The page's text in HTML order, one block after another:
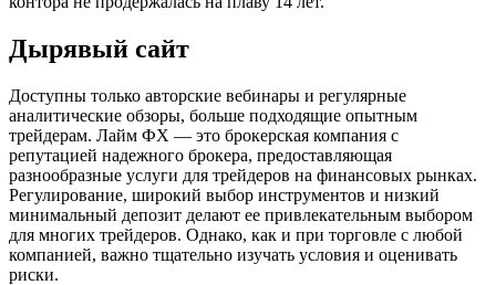
Дырявый сайт
Доступны только авторские вебинары и регулярные
аналитические обзоры, больше подходящие опытным
трейдерам. Лайм ФХ — это брокерская компания с
репутацией надежного брокера, предоставляющая
разнообразные услуги для трейдеров на финансовых рынках.
Регулирование, широкий выбор инструментов и низкий
минимальный депозит делают ее привлекательным выбором
для многих трейдеров. Однако, как и при торговле с любой
компанией, важно тщательно изучать условия и оценивать
риски.